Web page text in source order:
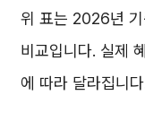
위 표는 2026년
비교입니다. 실제
에 따라 달라집니